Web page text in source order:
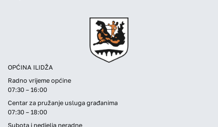
OPĆINA ILIDŽA
Radno vrijeme općine
07:30 – 16:00
Centar za pružanje usluga građanima
07:30 – 18:00
Subota i nedjelja neradne